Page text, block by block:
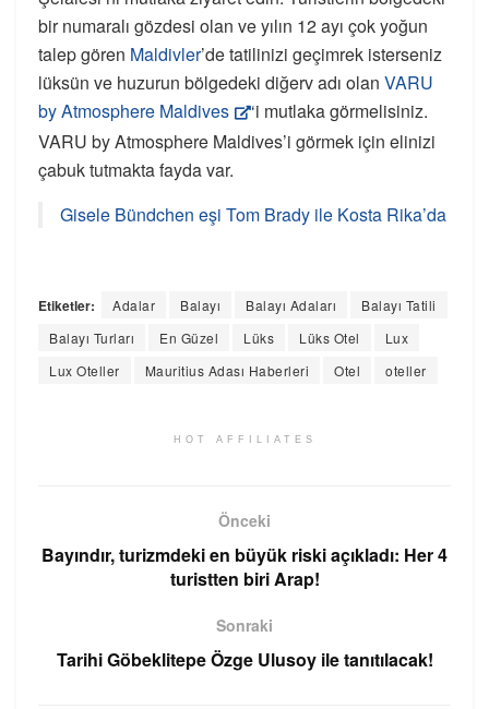
bir numaralı gözdesi olan ve yılın 12 ayı çok yoğun
talep gören Maldivler’de tatilinizi geçimrek isterseniz
lüksün ve huzurun bölgedeki diğerv adı olan VARU
by Atmosphere Maldives
‘i mutlaka görmelisiniz.
VARU by Atmosphere Maldives’i görmek için elinizi
çabuk tutmakta fayda var.
Gisele Bündchen eşi Tom Brady ile Kosta Rika’da
Etiketler: Adalar Balayı Balayı Adaları
Balayı Tatili
Balayı Turları
En Güzel Lüks Lüks Otel
Lux
Lux Oteller
Mauritius Adası Haberleri Otel oteller
HOT AFFILIATES
Önceki
Bayındır, turizmdeki en büyük riski açıkladı: Her 4
turistten biri Arap!
Sonraki
Tarihi Göbeklitepe Özge Ulusoy ile tanıtılacak!